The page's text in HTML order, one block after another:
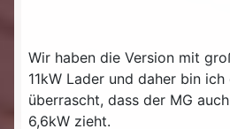
Wir haben die Version mit
11kW Lader und daher bin
überrascht, dass der MG
6,6kW zieht.